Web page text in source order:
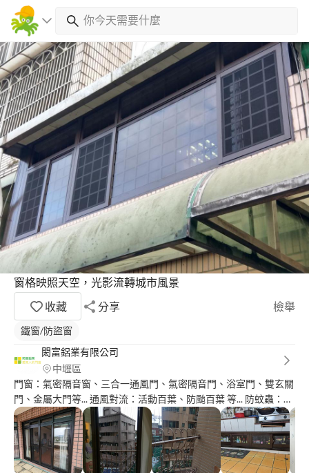
窗格映照天空，光影流轉城市風景
收藏
分享 檢舉
鐵窗/防盜窗
閎富鋁業有限公司
中壢區
門窗：氣密隔音窗、三合一通風門、氣密隔音門、浴室門、雙玄關
門、金屬大門等... 通風對流：活動百葉、防颱百葉 等... 防蚊蟲：折
疊紗窗、防風捲紗等... 隔間：淋浴拉門、淋浴玻璃門等... 外牆：隱
形鐵窗、造型格柵、PC板採光罩、鋁鋼構採光罩 等... 歡迎加LINE
帳號，線上服務好容易